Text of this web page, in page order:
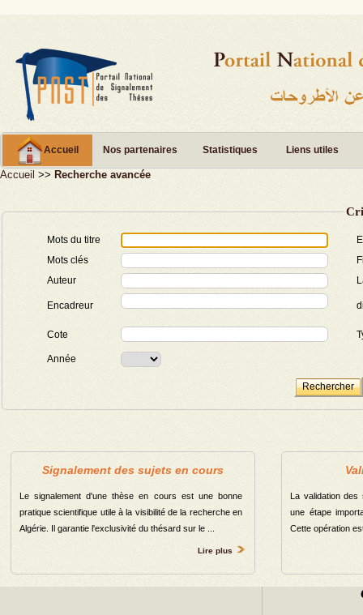
Accueil Nos partenaires Statistiques Liens utiles
Accueil >> Recherche avancée
Mots du titre
Mots clés
Auteur
Encadreur
Cote
Année
Signalement des sujets en cours
Le signalement d'une thèse en cours est une bonne
pratique scientifique utile à la visibilité de la recherche en
Algérie. Il garantie l'exclusivité du thésard sur le ...
Lire plus
La validation
une étape
Cette opération